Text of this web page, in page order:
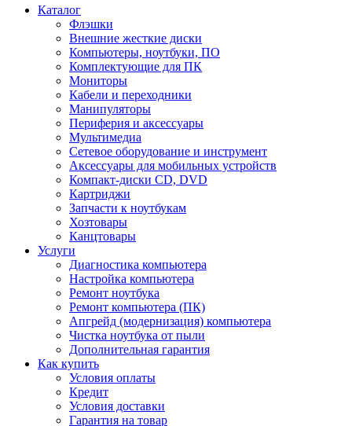
Каталог
Флэшки
Внешние жесткие диски
Компьютеры, ноутбуки, ПО
Комплектующие для ПК
Мониторы
Кабели и переходники
Манипуляторы
Периферия и аксессуары
Мультимедиа
Сетевое оборудование и инструмент
Аксессуары для мобильных устройств
Компакт-диски CD, DVD
Картриджи
Запчасти к ноутбукам
Хозтовары
Канцтовары
Услуги
Диагностика компьютера
Настройка компьютера
Ремонт ноутбука
Ремонт компьютера (ПК)
Апгрейд (модернизация) компьютера
Чистка ноутбука от пыли
Дополнительная гарантия
Как купить
Условия оплаты
Кредит
Условия доставки
Гарантия на товар